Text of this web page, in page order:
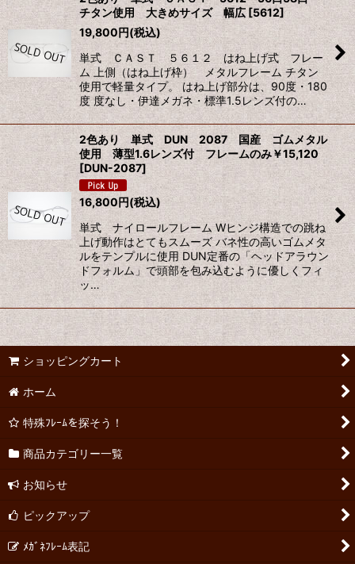
チタン使用 大きめサイズ 幅広 [5612]
19,800円(税込)
単式 ＣＡＳＴ ５６１２ はね上げ式 フレー
ム 上側（はね上げ枠） メタルフレーム チタン
使用で軽量タイプ。 はね上げ部分は、90度・180
度 度なし・伊達メガネ・標準1.5レンズ付の…
2色あり 単式 DUN 2087 国産 ゴムメタル
使用 薄型1.6レンズ付 フレームのみ￥15,120
[DUN-2087]
16,800円(税込)
単式 ナイロールフレーム Wヒンジ構造での跳ね
上げ動作はとてもスムーズ バネ性の高いゴムメタ
ルをテンプルに使用 DUN定番の「ヘッドアラウン
ドフォルム」で頭部を包み込むように優しくフィ
ッ…
ショッピングカート
ホーム
特殊ﾌﾚｰﾑを探そう！
商品カテゴリー一覧
お知らせ
ピックアップ
ﾒｶﾞﾈﾌﾚｰﾑ表記